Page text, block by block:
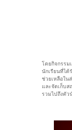
โดยกิจกรรม
นักเรียนที่ได้
ช่วยเหลือใน
และจัดเก็บ
รวมไปถึงตัว